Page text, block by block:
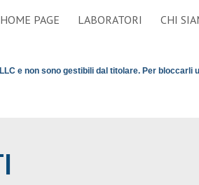
Skip to navigation
HOME PAGE LABORATORI CHI
e non sono gestibili dal titolare. Per bloccarli